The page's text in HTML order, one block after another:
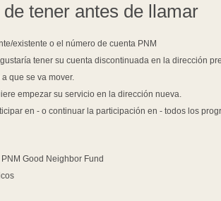
tener antes de llamar
existente o el número de cuenta PNM
tener su cuenta discontinuada en la dirección
que se va mover.
empezar su servicio en la dirección nueva.
en - o continuar la participación en - todos los
Good Neighbor Fund